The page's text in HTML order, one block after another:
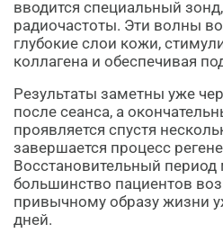
вводится специальный
радиочастоты. Эти волны
глубокие слои кожи,
коллагена и обеспечивая
Результаты заметны уже
после сеанса, а
проявляется спустя
завершается процесс
Восстановительный
большинство пациентов
привычному образу жизни
дней.